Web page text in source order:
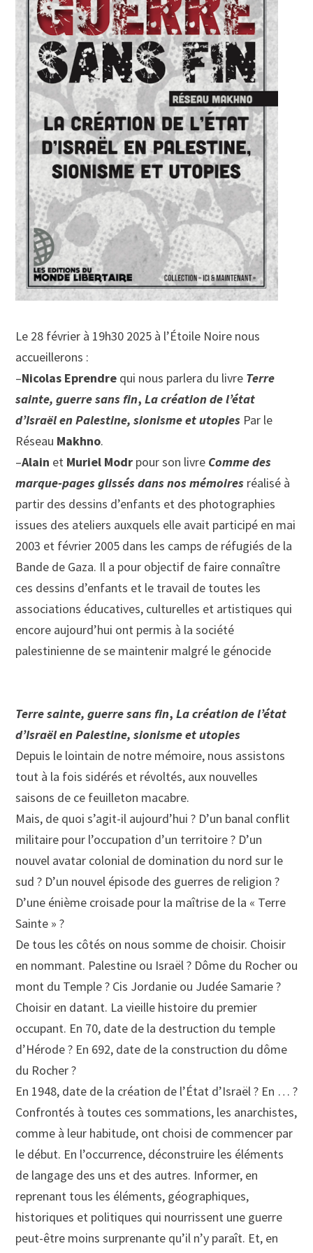
Le 28 février à 19h30 2025 à l’Étoile Noire nous
accueillerons :
–Nicolas Eprendre qui nous parlera du livre Terre
sainte, guerre sans fin,La création de l’état
d’Israël en Palestine, sionisme et utopies Par le
Réseau Makhno.
–Alain et Muriel Modr pour son livre Comme des
marque-pages glissés dans nos mémoires réalisé à
partir des dessins d’enfants et des photographies
issues des ateliers auxquels elle avait participé en mai
2003 et février 2005 dans les camps de réfugiés de la
Bande de Gaza. Il a pour objectif de faire connaître
ces dessins d’enfants et le travail de toutes les
associations éducatives, culturelles et artistiques qui
encore aujourd’hui ont permis à la société
palestinienne de se maintenir malgré le génocide
Terre sainte, guerre sans fin,La création de l’état
d’Israël en Palestine, sionisme et utopies
Depuis le lointain de notre mémoire, nous assistons
tout à la fois sidérés et révoltés, aux nouvelles
saisons de ce feuilleton macabre.
Mais, de quoi s’agit-il aujourd’hui ? D’un banal conflit
militaire pour l’occupation d’un territoire ? D’un
nouvel avatar colonial de domination du nord sur le
sud ? D’un nouvel épisode des guerres de religion ?
D’une énième croisade pour la maîtrise de la « Terre
Sainte » ?
De tous les côtés on nous somme de choisir. Choisir
en nommant. Palestine ou Israël ? Dôme du Rocher ou
mont du Temple ? Cis Jordanie ou Judée Samarie ?
Choisir en datant. La vieille histoire du premier
occupant. En 70, date de la destruction du temple
d’Hérode ? En 692, date de la construction du dôme
du Rocher ?
En 1948, date de la création de l’État d’Israël ? En … ?
Confrontés à toutes ces sommations, les anarchistes,
comme à leur habitude, ont choisi de commencer par
le début. En l’occurrence, déconstruire les éléments
de langage des uns et des autres. Informer, en
reprenant tous les éléments, géographiques,
historiques et politiques qui nourrissent une guerre
peut-être moins surprenante qu’il n’y paraît. Et, en